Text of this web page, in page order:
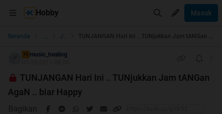
Hobby Masuk
Beranda ... Jam
TS music_healing
TUNJANGAN Hari Ini .. TUNjukkan Jam tANGan
AgaN .. biar Happy
Bagikan